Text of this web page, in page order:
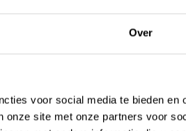
Over
voor social media te bieden en
onze site met onze partners voor